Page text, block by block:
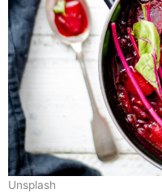
Unsplash